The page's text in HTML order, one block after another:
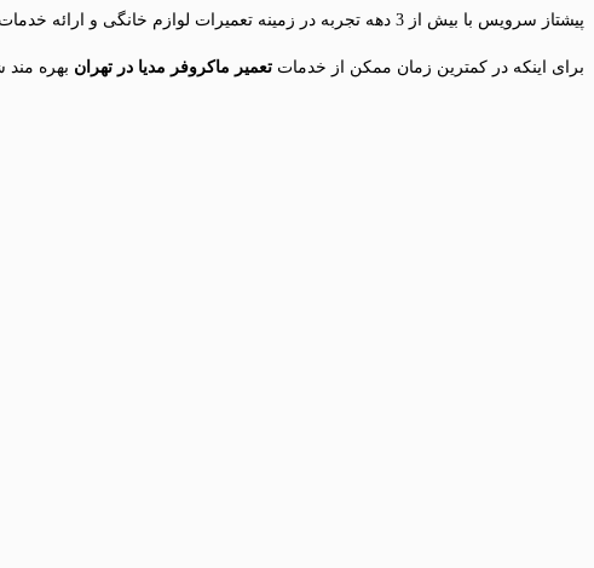
پیشتاز سرویس با بیش از 3 دهه تجربه در زمینه تعمیرات لوازم خانگی و ارائه خدمات تعمیراتی تخصصی توسط کادر تعمیرکاران مجرب آماده ارائه خدمات
برای اینکه در کمترین زمان ممکن از خدمات تعمیر ماکروفر مدیا در تهران بهره مند